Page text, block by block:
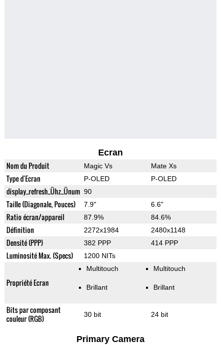
Ecran
Nom du Produit Magic Vs Mate Xs
Type d'Ecran P-OLED P-OLED
display_refresh_Ühz_Ünum 90
Taille (Diagonale, Pouces) 7.9" 6.6"
Ratio écran/appareil 87.9% 84.6%
Définition 2272x1984 2480x1148
Densité (PPP) 382 PPP 414 PPP
Luminosité Max. (Specs) 1200 NITs
Propriété Ecran
Multitouch
Brillant
Multitouch
Brillant
Bits par composant
couleur (RGB)
30 bit 24 bit
Primary Camera